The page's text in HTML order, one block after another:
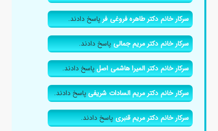
سرکار خانم دکتر طاهره فروغی فرپاسخ دادند.
سرکار خانم دکتر مریم جمالیپاسخ دادند.
سرکار خانم دکتر المیرا هاشمی اصلپاسخ دادند.
سرکار خانم دکتر مریم السادات شریفیپاسخ دادند.
سرکار خانم دکتر مریم قنبریپاسخ دادند.